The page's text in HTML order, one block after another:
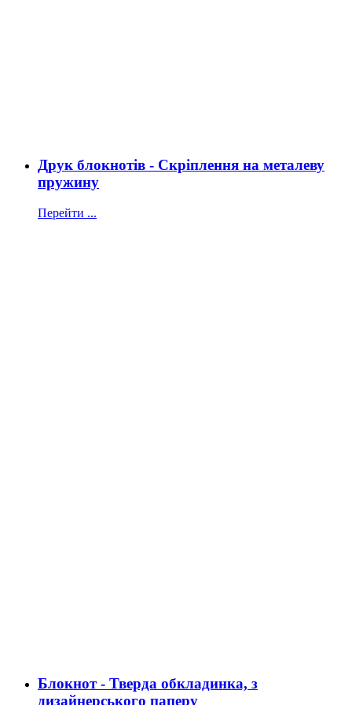
Друк блокнотів - Скріплення на металеву
пружину
Перейти ...
Блокнот - Тверда обкладинка, з
дизайнерського паперу